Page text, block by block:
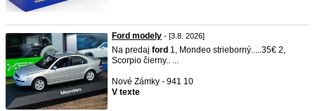
Ford modely - [3.8. 2026]
Na predaj ford 1, Mondeo strieborný.....35€ 2,
Scorpio čierny.. ...
Nové Zámky - 941 10
V texte